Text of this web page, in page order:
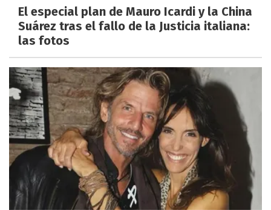
El especial plan de Mauro Icardi y la China
Suárez tras el fallo de la Justicia italiana:
las fotos